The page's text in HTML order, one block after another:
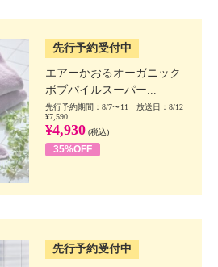
先行予約受付中
エアーかおるオーガニック
ボブパイルスーパー...
先行予約期間：8/7〜11 放送日：8/12
¥7,590
¥4,930 (税込)
35%OFF
先行予約受付中